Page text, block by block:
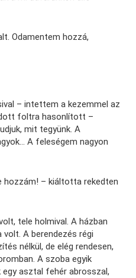
Odamentem hozzá,
– intettem a kezemmel az
foltra hasonlított –
mit tegyünk. A
A feleségem nagyon
hozzám! – kiáltotta rekedten
tele holmival. A házban
volt. A berendezés régi
nélkül, de elég rendesen,
A szoba egyik
asztal fehér abrosszal,